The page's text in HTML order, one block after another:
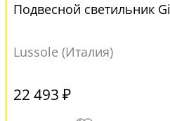
Подвесной светильник
Lussole (Италия)
22 493 ₽